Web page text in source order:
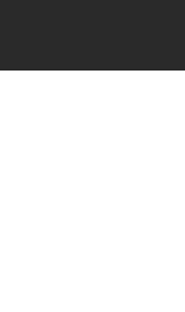
このコンテンツは掲